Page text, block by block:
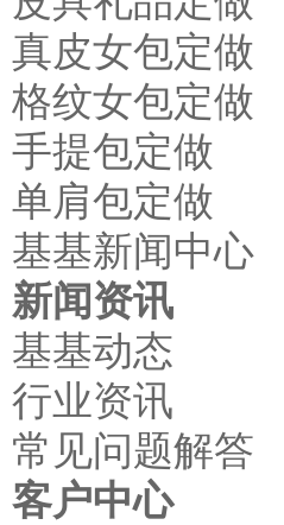
真皮女包定做
格纹女包定做
手提包定做
单肩包定做
基基新闻中心
新闻资讯
基基动态
行业资讯
常见问题解答
客户中心